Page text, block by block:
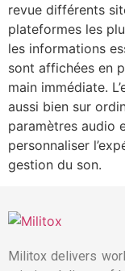
revue différents
plateformes les
les informations
sont affichées en
main immédiate.
aussi bien sur
paramètres audio
personnaliser
gestion du son.
Militox delivers